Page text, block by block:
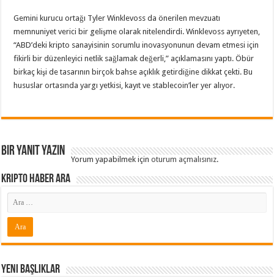
Gemini kurucu ortağı Tyler Winklevoss da önerilen mevzuatı
memnuniyet verici bir gelişme olarak nitelendirdi. Winklevoss ayrıyeten,
“ABD’deki kripto sanayisinin sorumlu inovasyonunun devam etmesi için
fikirli bir düzenleyici netlik sağlamak değerli,” açıklamasını yaptı. Öbür
birkaç kişi de tasarının birçok bahse açıklık getirdiğine dikkat çekti. Bu
hususlar ortasında yargı yetkisi, kayıt ve stablecoin’ler yer alıyor.
Bir yanıt yazın
Yorum yapabilmek içinoturum açmalısınız.
Kripto Haber ARA
Yeni Başlıklar